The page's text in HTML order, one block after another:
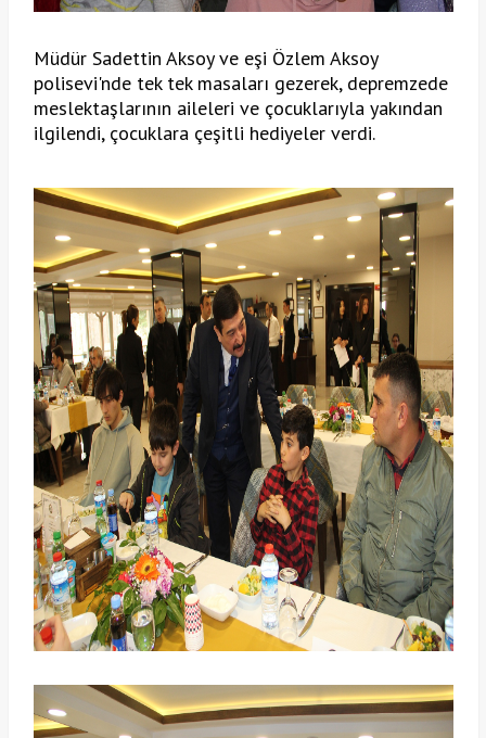
Müdür Sadettin Aksoy ve eşi Özlem Aksoy
polisevi'nde tek tek masaları gezerek, depremzede
meslektaşlarının aileleri ve çocuklarıyla yakından
ilgilendi, çocuklara çeşitli hediyeler verdi.